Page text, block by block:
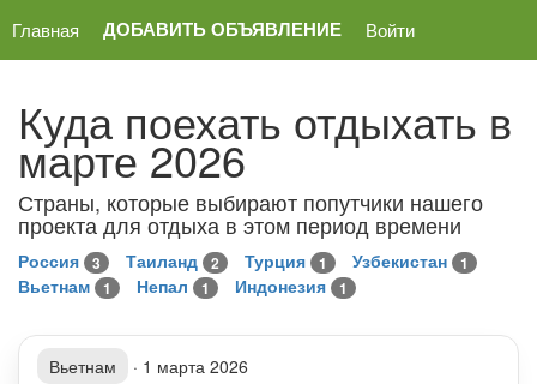
Главная ДОБАВИТЬ ОБЪЯВЛЕНИЕ Войти
Куда поехать отдыхать в
марте 2026
Страны, которые выбирают попутчики нашего
проекта для отдыха в этом период времени
Россия 3 Таиланд 2 Турция 1 Узбекистан 1
Вьетнам 1 Непал 1 Индонезия 1
Вьетнам · 1 марта 2026